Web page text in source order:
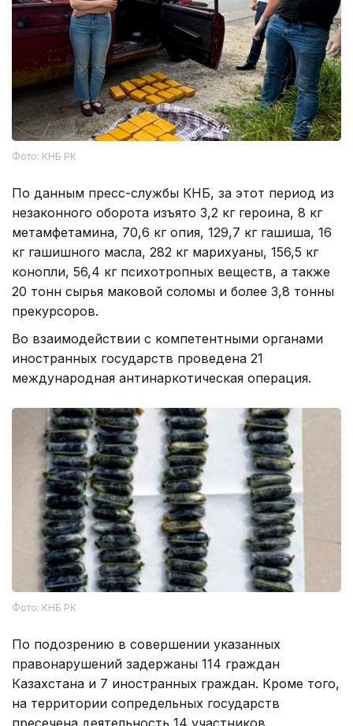
Фото: КНБ РК
По данным пресс-службы КНБ, за этот период из
незаконного оборота изъято 3,2 кг героина, 8 кг
метамфетамина, 70,6 кг опия, 129,7 кг гашиша, 16
кг гашишного масла, 282 кг марихуаны, 156,5 кг
конопли, 56,4 кг психотропных веществ, а также
20 тонн сырья маковой соломы и более 3,8 тонны
прекурсоров.
Во взаимодействии с компетентными органами
иностранных государств проведена 21
международная антинаркотическая операция.
Фото: КНБ РК
По подозрению в совершении указанных
правонарушений задержаны 114 граждан
Казахстана и 7 иностранных граждан. Кроме того,
на территории сопредельных государств